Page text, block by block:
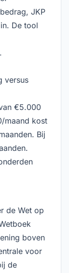
JKP
De tool
versus
€5.000
maand kost
Bij
de Wet op
boven
voor
de